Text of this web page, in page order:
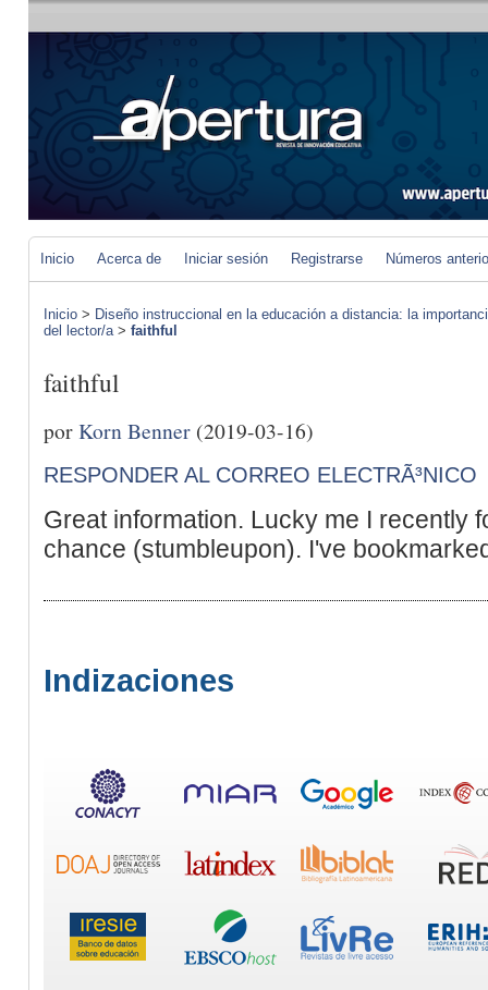
Inicio Acerca de Iniciar sesión Registrarse Números
Inicio > Diseño instruccional en la educación a distancia: la
del lector/a> faithful
faithful
porKorn Benner (2019-03-16)
RESPONDER AL CORREO ELECTRÃ³NICO
Great information. Lucky me I recently
chance (stumbleupon). I've
Indizaciones